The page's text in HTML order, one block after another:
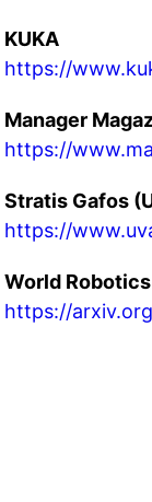
KUKA
https://
Manager
https://
Stratis Gafos
https://
World
https://